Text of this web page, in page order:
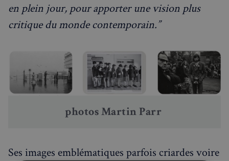
en plein jour, pour apporter une vision plus
critique du monde contemporain.”
photos Martin Parr
Ses images emblématiques parfois criardes voire